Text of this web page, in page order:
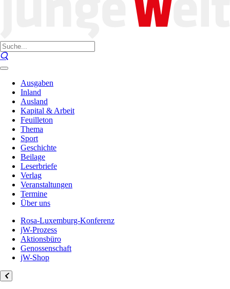
Ausgaben
Inland
Ausland
Kapital & Arbeit
Feuilleton
Thema
Sport
Geschichte
Beilage
Leserbriefe
Verlag
Veranstaltungen
Termine
Über uns
Rosa-Luxemburg-Konferenz
jW-Prozess
Aktionsbüro
Genossenschaft
jW-Shop